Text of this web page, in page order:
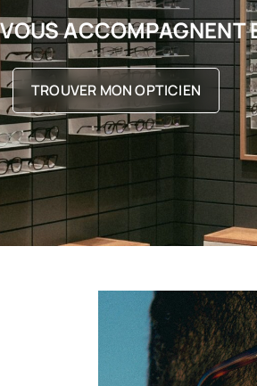
ACCOMPAGNENT
TROUVER MON OPTICIEN